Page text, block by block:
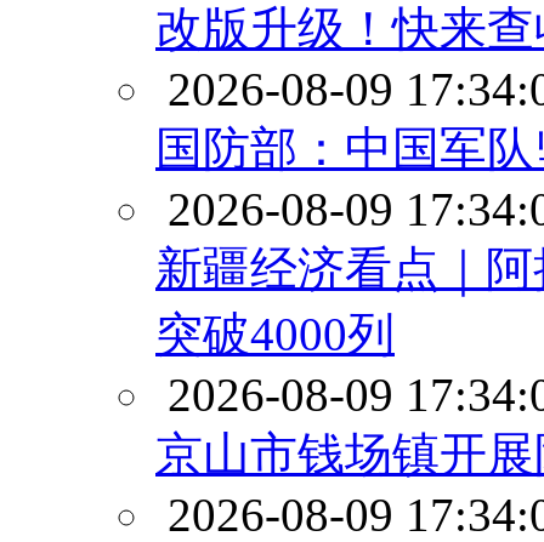
改版升级！快来
2026-08-09
国防部：中国军
2026-08-09
新疆经济看点｜
突破4000列
2026-08-09
京山市钱场镇开
2026-08-09